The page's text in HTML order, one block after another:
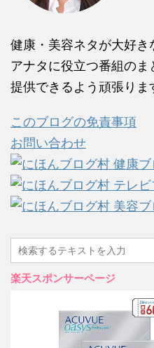
健康・美容ネタが大好き
アナタに役立つ番組のま
提供できるよう頑張り
このブログの免責事項
お問い合わせ
楽天スポンサーページ